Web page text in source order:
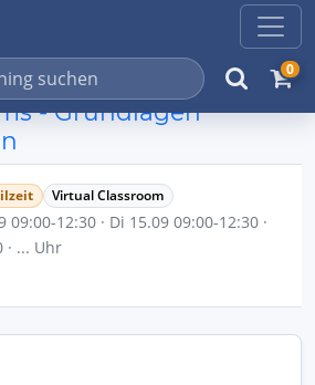
0
- Grundlagen
Virtual Classroom
09:00-12:30 · Di 15.09 09:00-12:30 ·
· ... Uhr